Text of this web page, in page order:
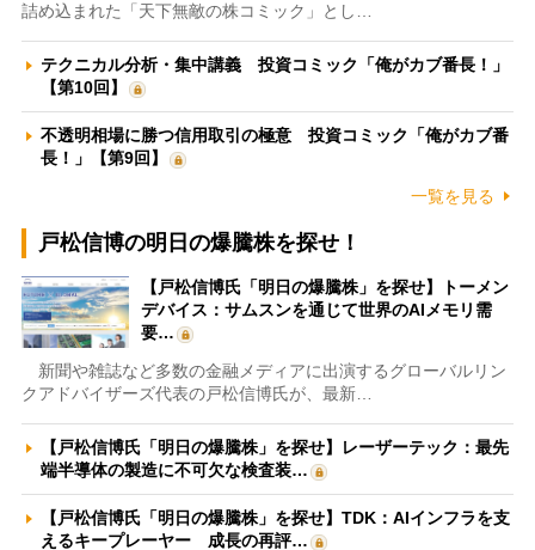
詰め込まれた「天下無敵の株コミック」とし…
テクニカル分析・集中講義 投資コミック「俺がカブ番長！」
【第10回】
不透明相場に勝つ信用取引の極意 投資コミック「俺がカブ番
長！」【第9回】
一覧を見る
戸松信博の明日の爆騰株を探せ！
【戸松信博氏「明日の爆騰株」を探せ】トーメン
デバイス：サムスンを通じて世界のAIメモリ需
要…
新聞や雑誌など多数の金融メディアに出演するグローバルリン
クアドバイザーズ代表の戸松信博氏が、最新…
【戸松信博氏「明日の爆騰株」を探せ】レーザーテック：最先
端半導体の製造に不可欠な検査装…
【戸松信博氏「明日の爆騰株」を探せ】TDK：AIインフラを支
えるキープレーヤー 成長の再評…